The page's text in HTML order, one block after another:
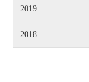
2019
2018